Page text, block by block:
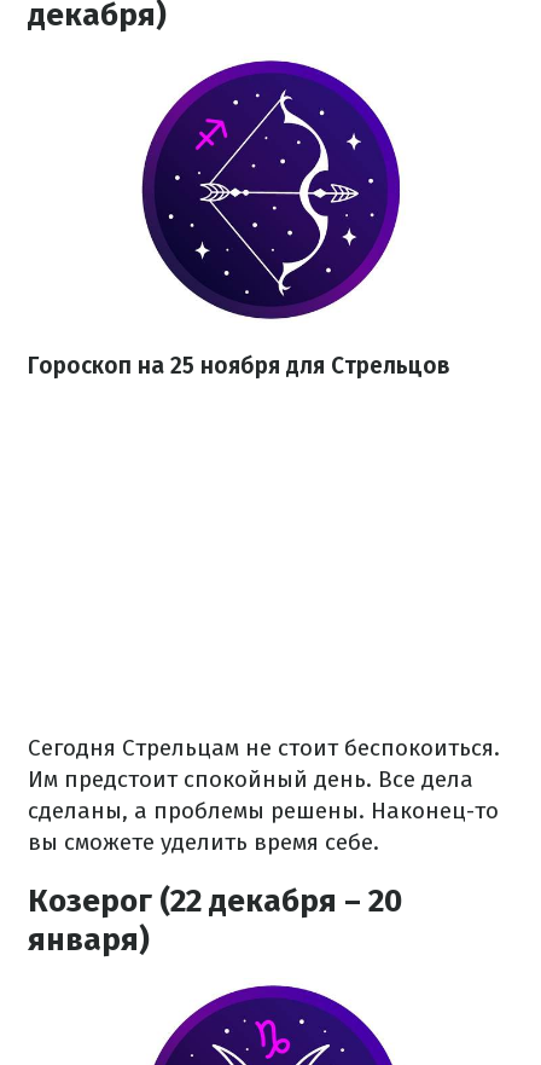
декабря)
Гороскоп на 25 ноября для Стрельцов
Сегодня Стрельцам не стоит беспокоиться.
Им предстоит спокойный день. Все дела
сделаны, а проблемы решены. Наконец-то
вы сможете уделить время себе.
Козерог (22 декабря – 20
января)